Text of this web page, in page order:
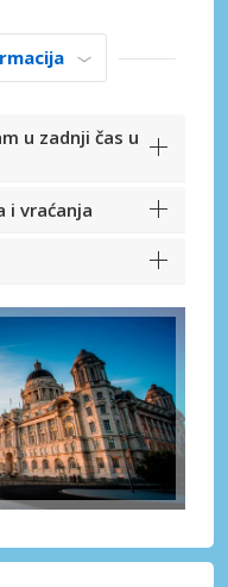
u zadnji čas u
i vraćanja